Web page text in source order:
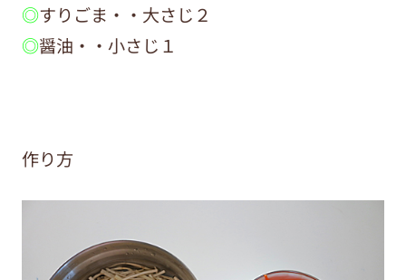
◎すりごま・・大さじ２
◎醤油・・小さじ１
作り方